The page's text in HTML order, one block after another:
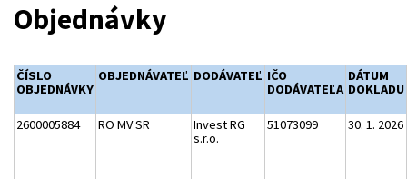
Objednávky
ČÍSLO
OBJEDNÁVKY
OBJEDNÁVATEĽ DODÁVATEĽ IČO
DODÁVATEĽA
DÁTUM
DOKLADU
2600005884 RO MV SR
Invest RG
s.r.o.
51073099 30. 1. 2026